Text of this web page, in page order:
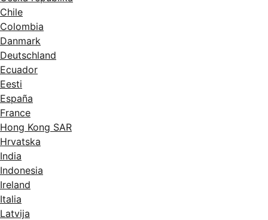
Chile
Colombia
Danmark
Deutschland
Ecuador
Eesti
España
France
Hong Kong SAR
Hrvatska
India
Indonesia
Ireland
Italia
Latvija